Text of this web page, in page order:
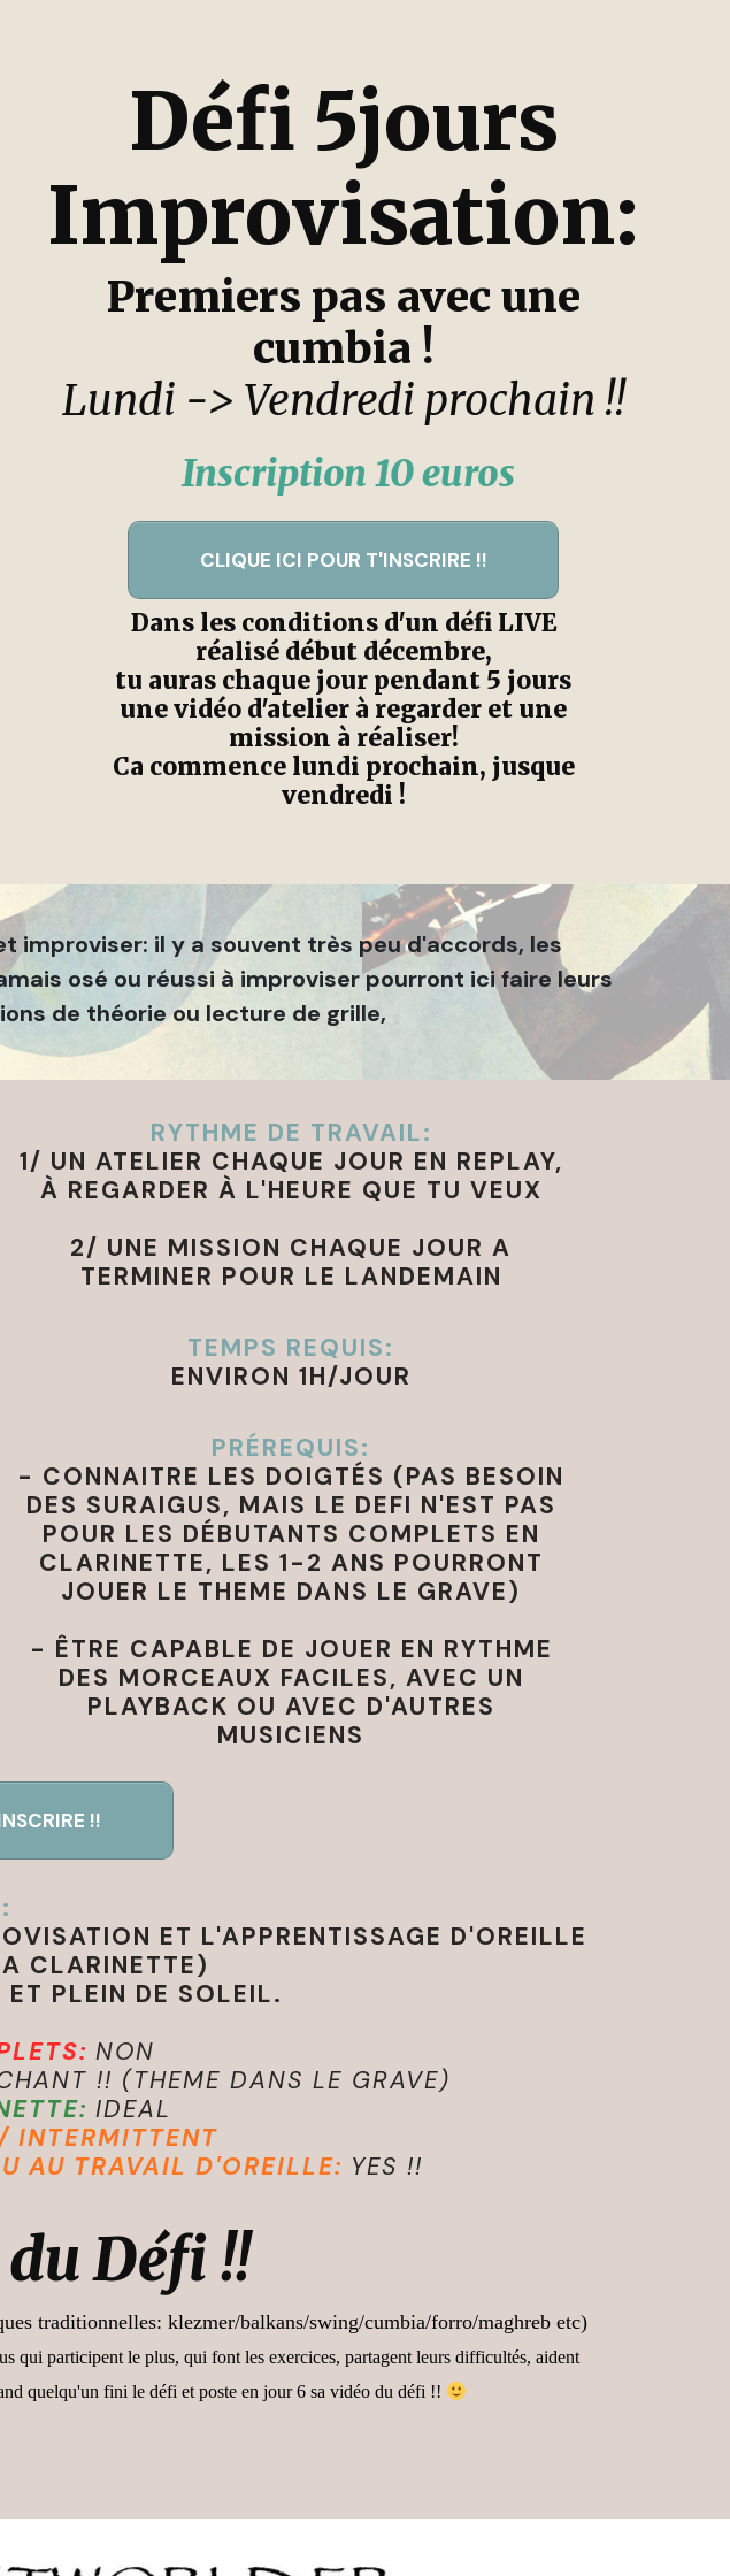
Défi 5jours
Improvisation:
Premiers pas avec une
cumbia !
Lundi -> Vendredi prochain !!
Inscription 10 euros
CLIQUE ICI POUR T'INSCRIRE !!
Dans les conditions d'un défi LIVE
réalisé début décembre,
tu auras chaque jour pendant 5 jours
une vidéo d'atelier à regarder et une
mission à réaliser!
Ca commence lundi prochain, jusque
vendredi !
improviser: il y a souvent très peu d'accords, les
osé ou réussi à improviser pourront ici faire leurs
de théorie ou lecture de grille,
RYTHME DE TRAVAIL:
1/ UN ATELIER CHAQUE JOUR EN REPLAY,
À REGARDER À L'HEURE QUE TU VEUX
2/ UNE MISSION CHAQUE JOUR A
TERMINER POUR LE LANDEMAIN
TEMPS REQUIS:
ENVIRON 1H/JOUR
PRÉREQUIS:
- CONNAITRE LES DOIGTÉS (PAS BESOIN
DES SURAIGUS, MAIS LE DEFI N'EST PAS
POUR LES DÉBUTANTS COMPLETS EN
CLARINETTE, LES 1-2 ANS POURRONT
JOUER LE THEME DANS LE GRAVE)
- ÊTRE CAPABLE DE JOUER EN RYTHME
DES MORCEAUX FACILES, AVEC UN
PLAYBACK OU AVEC D'AUTRES
MUSICIENS
!!
ET L'APPRENTISSAGE D'OREILLE
CLARINETTE)
PLEIN DE SOLEIL.
NON
!! (THEME DANS LE GRAVE)
IDEAL
INTERMITTENT
AU TRAVAIL D'OREILLE: YES !!
du Défi !!
traditionnelles: klezmer/balkans/swing/cumbia/forro/maghreb etc)
qui participent le plus, qui font les exercices, partagent leurs difficultés, aident
quelqu'un fini le défi et poste en jour 6 sa vidéo du défi !!